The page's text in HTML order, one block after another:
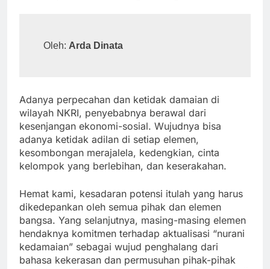
Oleh: Arda Dinata
Adanya perpecahan dan ketidak damaian di
wilayah NKRI, penyebabnya berawal dari
kesenjangan ekonomi-sosial. Wujudnya bisa
adanya ketidak adilan di setiap elemen,
kesombongan merajalela, kedengkian, cinta
kelompok yang berlebihan, dan keserakahan.
Hemat kami, kesadaran potensi itulah yang harus
dikedepankan oleh semua pihak dan elemen
bangsa. Yang selanjutnya, masing-masing elemen
hendaknya komitmen terhadap aktualisasi “nurani
kedamaian” sebagai wujud penghalang dari
bahasa kekerasan dan permusuhan pihak-pihak